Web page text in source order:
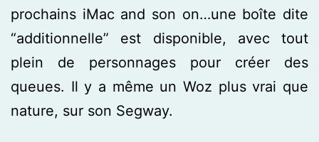
prochains iMac and son on…une boîte dite
“additionnelle” est disponible, avec tout
plein de personnages pour créer des
queues. Il y a même un Woz plus vrai que
nature, sur son Segway.